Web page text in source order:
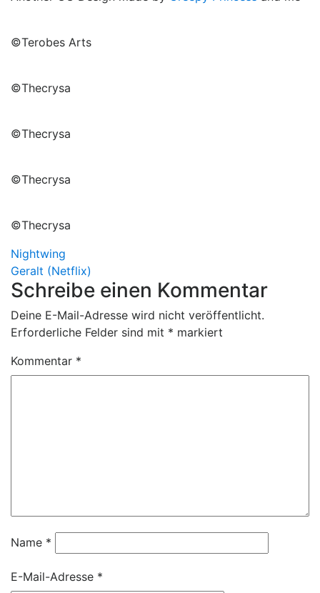
©Terobes Arts
©Thecrysa
©Thecrysa
©Thecrysa
©Thecrysa
Beitragsnavigation
Nightwing
Geralt (Netflix)
Schreibe einen Kommentar
Deine E-Mail-Adresse wird nicht veröffentlicht.
Erforderliche Felder sind mit * markiert
Kommentar *
Name *
E-Mail-Adresse *